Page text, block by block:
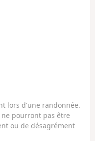
lors d'une randonnée.
pourront pas être
ou de désagrément